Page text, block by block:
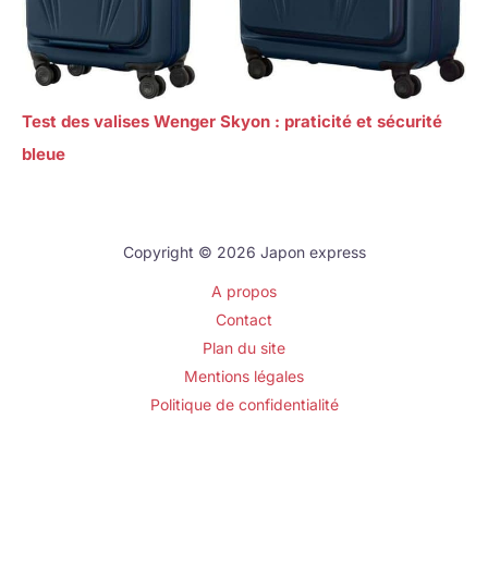
Test des valises Wenger Skyon : praticité et sécurité
bleue
Copyright © 2026 Japon express
A propos
Contact
Plan du site
Mentions légales
Politique de confidentialité